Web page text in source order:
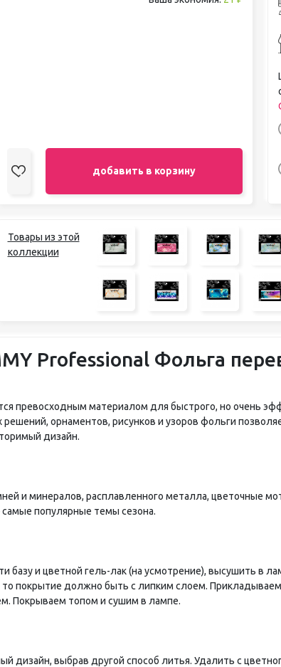
ногтей
за кутикулой и
кислотного и
педикюра
добавить в корзину
Товары из этой
коллекции
Professional Фольга
превосходным материалом для быстрого, но очень
орнаментов, рисунков и узоров фольги
дизайн.
и минералов, расплавленного металла, цветочные
популярные темы сезона.
базу и цветной гель-лак (на усмотрение), высушить в
то покрытие должно быть с липким слоем.
Покрываем топом и сушим в лампе.
дизайн, выбрав другой способ литья. Удалить с